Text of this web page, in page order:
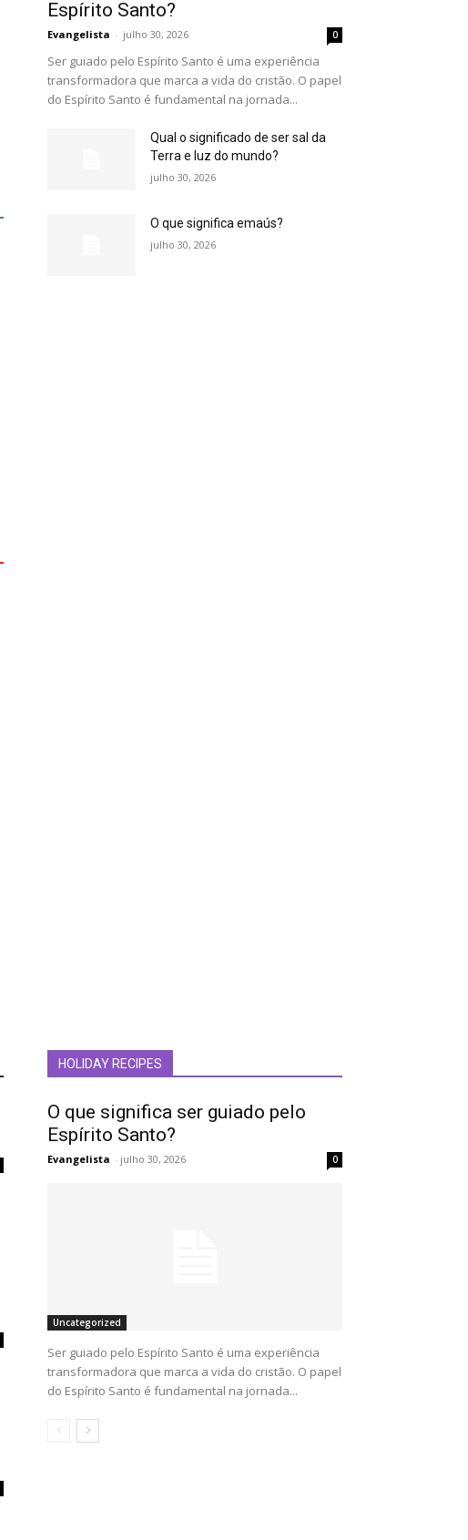
Espírito Santo?
Evangelista - julho 30, 2026 0
Ser guiado pelo Espírito Santo é uma experiência
transformadora que marca a vida do cristão. O papel
do Espírito Santo é fundamental na jornada...
Qual o significado de ser sal da
Terra e luz do mundo?
julho 30, 2026
O que significa emaús?
julho 30, 2026
HOLIDAY RECIPES
O que significa ser guiado pelo
Espírito Santo?
Evangelista - julho 30, 2026 0
Uncategorized
Ser guiado pelo Espírito Santo é uma experiência
transformadora que marca a vida do cristão. O papel
do Espírito Santo é fundamental na jornada...